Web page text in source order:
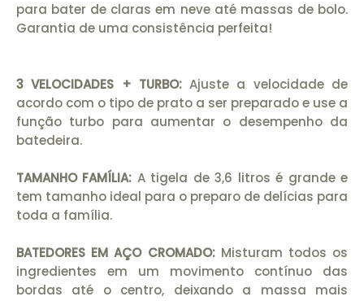
para bater de claras em neve até massas de bolo.
Garantia de uma consistência perfeita!
3 VELOCIDADES + TURBO:Ajuste a velocidade de
acordo com o tipo de prato a ser preparado e use a
função turbo para aumentar o desempenho da
batedeira.
TAMANHO FAMÍLIA: A tigela de 3,6 litros é grande e
tem tamanho ideal para o preparo de delícias para
toda a família.
BATEDORES EM AÇO CROMADO:Misturam todos os
ingredientes em um movimento contínuo das
bordas até o centro, deixando a massa mais